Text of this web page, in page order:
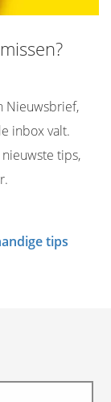
Nieuwsbrief,
inbox valt.
tips,
tips